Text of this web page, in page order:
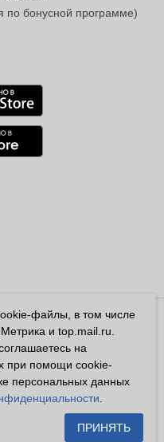
по бонусной программе)
ОГРН 1032700302194
сайте имеет
восприниматься
оферта, предусмотренная
файлы, в том числе
и top.mail.ru.
на
при помощи cookie-
персональных данных
ПРИНЯТЬ